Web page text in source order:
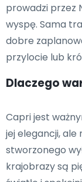
prowadzi przez
wyspę. Sama
dobre
przylocie lub
Dlaczego
Capri jest
jej elegancji,
stworzonego
krajobrazy są